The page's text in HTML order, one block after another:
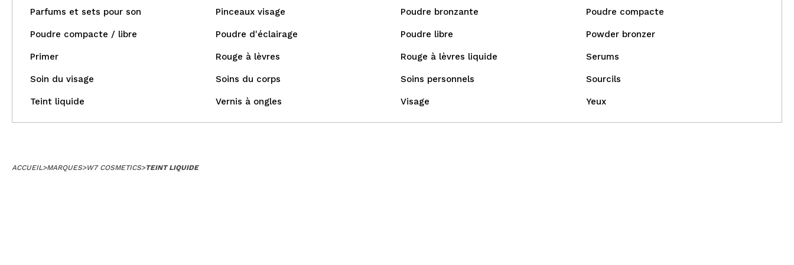
Parfums et sets pour son Pinceaux visage Poudre bronzante Poudre compacte
Poudre compacte / libre Poudre d'éclairage Poudre libre Powder bronzer
Primer Rouge à lèvres Rouge à lèvres liquide Serums
Soin du visage Soins du corps Soins personnels Sourcils
Teint liquide Vernis à ongles Visage Yeux
ACCUEIL>MARQUES>W7 COSMETICS>TEINT LIQUIDE